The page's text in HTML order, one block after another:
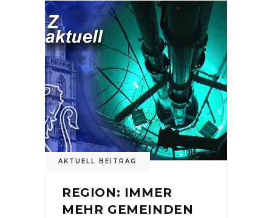
AKTUELL BEITRAG
REGION: IMMER
MEHR GEMEINDEN